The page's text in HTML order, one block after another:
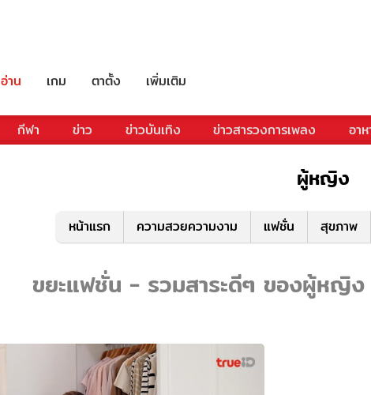
อ่าน เกม ตาตั้ง เพิ่มเติม
กีฬา ข่าว ข่าวบันเทิง ข่าวสารวงการเพลง อา
ผู้หญิง
หน้าแรก ความสวยความงาม แฟชั่น สุขภาพ
ขยะแฟชั่น - รวมสาระดีๆ ของผู้หญิ